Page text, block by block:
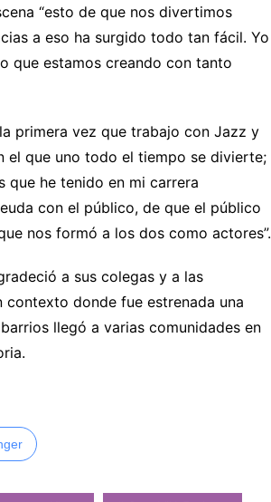
“esto de que nos divertimos
a eso ha surgido todo tan fácil. Yo
que estamos creando con tanto
primera vez que trabajo con Jazz y
el que uno todo el tiempo se divierte;
que he tenido en mi carrera
con el público, de que el público
nos formó a los dos como actores”.
a sus colegas y a las
contexto donde fue estrenada una
llegó a varias comunidades en